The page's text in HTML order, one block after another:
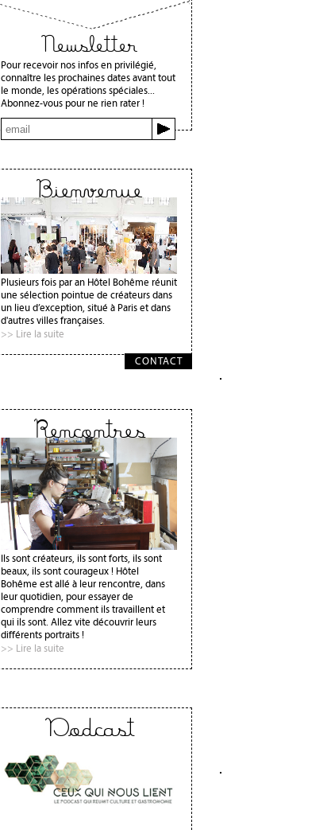
Newsletter
Pour recevoir nos infos en privilégié,
connaître les prochaines dates avant tout
le monde, les opérations spéciales...
Abonnez-vous pour ne rien rater !
Bienvenue
Plusieurs fois par an Hôtel Bohême réunit
une sélection pointue de créateurs dans
un lieu d’exception, situé à Paris et dans
d'autres villes françaises.
>> Lire la suite
CONTACT
Rencontres
Ils sont créateurs, ils sont forts, ils sont
beaux, ils sont courageux ! Hôtel
Bohême est allé à leur rencontre, dans
leur quotidien, pour essayer de
comprendre comment ils travaillent et
qui ils sont. Allez vite découvrir leurs
différents portraits !
>> Lire la suite
Podcast